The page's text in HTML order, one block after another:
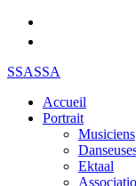
SSASSA
Accueil
Portrait
Musiciens
Ektaal